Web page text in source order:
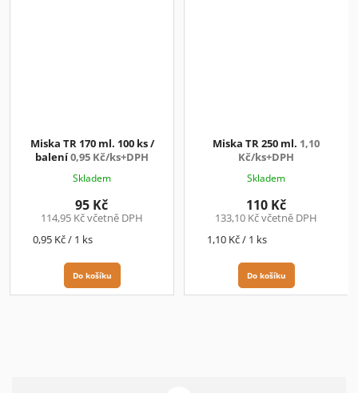
Miska TR 170 ml. 100 ks /
balení0,95 Kč/ks+DPH
Skladem
114,95 Kč včetně DPH
95 Kč
Měrná
0,95 Kč / 1 ks
Do košíku
Miska TR 250 ml. 1,10
Kč/ks+DPH
Skladem
133,10 Kč včetně DPH
110 Kč
Měrná
1,10 Kč / 1 ks
Do košíku